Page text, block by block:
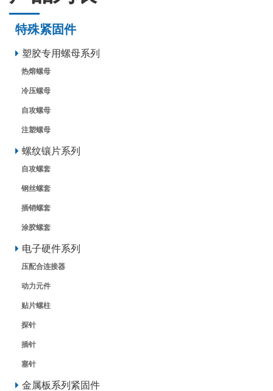
特殊紧固件
塑胶专用螺母系列
热熔螺母
冷压螺母
自攻螺母
注塑螺母
螺纹镶片系列
自攻螺套
钢丝螺套
插销螺套
涂胶螺套
电子硬件系列
压配合连接器
动力元件
贴片螺柱
探针
插针
塞针
金属板系列紧固件